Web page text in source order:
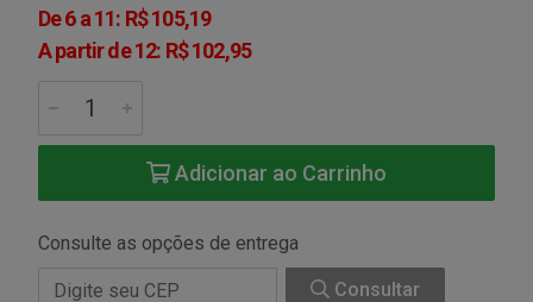
De 6 a 11: R$ 105,19
A partir de 12: R$ 102,95
Adicionar ao Carrinho
Consulte as opções de entrega
Consultar